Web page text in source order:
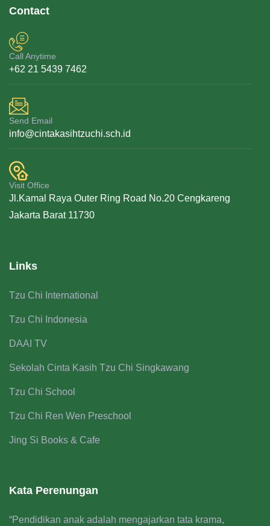
Contact
Call Anytime
+62 21 5439 7462
Send Email
info@cintakasihtzuchi.sch.id
Visit Office
Jl.Kamal Raya Outer Ring Road No.20 Cengkareng
Jakarta Barat 11730
Links
Tzu Chi International
Tzu Chi Indonesia
DAAI TV
Sekolah Cinta Kasih Tzu Chi Singkawang
Tzu Chi School
Tzu Chi Ren Wen Preschool
Jing Si Books & Cafe
Kata Perenungan
“Pendidikan anak adalah mengajarkan tata krama,